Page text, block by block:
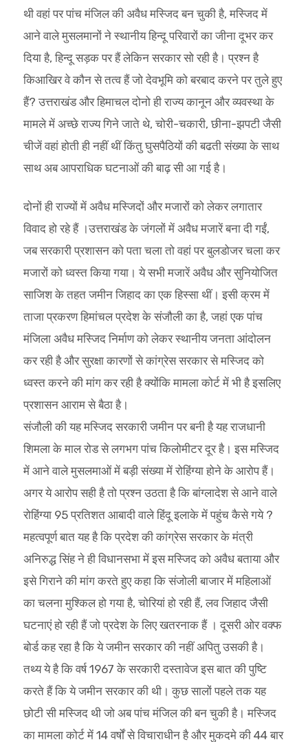
थी वहां पर पांच मंजिल की अवैध मस्जिद बन चुकी है, मस्जिद में
आने वाले मुसलमानों ने स्थानीय हिन्दू परिवारों का जीना दूभर कर
दिया है, हिन्दू सड़क पर हैं लेकिन सरकार सो रही है। प्रश्न है
किआखिर वे कौन से तत्व हैं जो देवभूमि को बरबाद करने पर तुले हुए
हैं? उत्तराखंड और हिमाचल दोनो ही राज्य कानून और व्यवस्था के
मामले में अच्छे राज्य गिने जाते थे, चोरी-चकारी, छीना-झपटी जैसी
चीजें वहां होती ही नहीं थीं किंतु घुसपैठियों की बढती संख्या के साथ
साथ अब आपराधिक घटनाओं की बाढ़ सी आ गई है।
दोनों ही राज्यों में अवैध मस्जिदों और मजारों को लेकर लगातार
विवाद हो रहे हैं ।उत्तराखंड के जंगलों में अवैध मजारें बना दी गईं,
जब सरकारी प्रशासन को पता चला तो वहां पर बुलडोजर चला कर
मजारों को ध्वस्त किया गया। ये सभी मजारें अवैध और सुनियोजित
साजिश के तहत जमीन जिहाद का एक हिस्सा थीं। इसी क्रम में
ताजा प्रकरण हिमांचल प्रदेश के संजौली का है, जहां एक पांच
मंजिला अवैध मस्जिद निर्माण को लेकर स्थानीय जनता आंदोलन
कर रही है और सुरक्षा कारणों से कांग्रेस सरकार से मस्जिद को
ध्वस्त करने की मांग कर रही है क्योंकि मामला कोर्ट में भी है इसलिए
प्रशासन आराम से बैठा है।
संजौली की यह मस्जिद सरकारी जमीन पर बनी है यह राजधानी
शिमला के माल रोड से लगभग पांच किलोमीटर दूर है। इस मस्जिद
में आने वाले मुसलमाओं में बड़ी संख्या में रोहिंग्या होने के आरोप हैं।
अगर ये आरोप सही है तो प्रश्न उठता है कि बांग्लादेश से आने वाले
रोहिंग्या 95 प्रतिशत आबादी वाले हिंदू इलाके में पहुंच कैसे गये ?
महत्वपूर्ण बात यह है कि प्रदेश की कांग्रेस सरकार के मंत्री
अनिरुद्ध सिंह ने ही विधानसभा में इस मस्जिद को अवैध बताया और
इसे गिराने की मांग करते हुए कहा कि संजोली बाजार में महिलाओं
का चलना मुश्किल हो गया है, चोरियां हो रही हैं, लव जिहाद जैसी
घटनाएं हो रही हैं जो प्रदेश के लिए खतरनाक हैं । दूसरी ओर वक्फ
बोर्ड कह रहा है कि ये जमीन सरकार की नहीं अपितु उसकी है।
तथ्य ये है कि वर्ष 1967 के सरकारी दस्तावेज इस बात की पुष्टि
करते हैं कि ये जमीन सरकार की थी। कुछ सालों पहले तक यह
छोटी सी मस्जिद थी जो अब पांच मंजिल की बन चुकी है। मस्जिद
का मामला कोर्ट में 14 वर्षों से विचाराधीन है और मुकदमे की 44 बार